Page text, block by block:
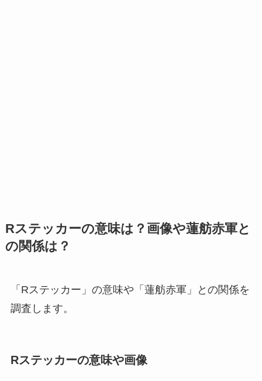
Rステッカーの意味は？画像や蓮舫赤軍と
の関係は？
「Rステッカー」の意味や「蓮舫赤軍」との関係を
調査します。
Rステッカーの意味や画像